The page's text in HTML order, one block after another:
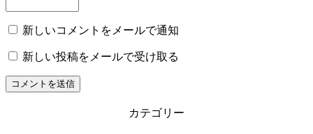
新しいコメントをメールで通知
新しい投稿をメールで受け取る
カテゴリー